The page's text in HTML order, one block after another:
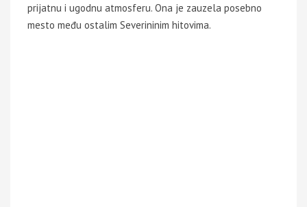
prijatnu i ugodnu atmosferu. Ona je zauzela posebno
mesto među ostalim Severininim hitovima.